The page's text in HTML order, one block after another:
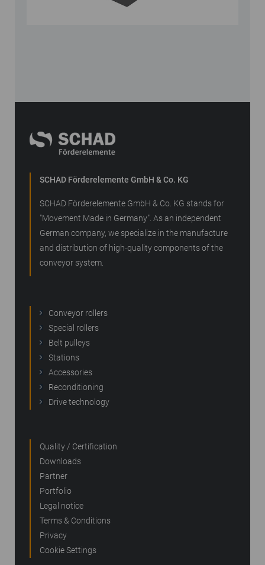
SCHAD Förderelemente GmbH & Co. KG
SCHAD Förderelemente GmbH & Co. KG stands for
"Movement Made in Germany". As an independent
German company, we specialize in the manufacture
and distribution of high-quality components of the
conveyor system.
Conveyor rollers
Special rollers
Belt pulleys
Stations
Accessories
Reconditioning
Drive technology
Quality / Certification
Downloads
Partner
Portfolio
Legal notice
Terms & Conditions
Privacy
Cookie Settings